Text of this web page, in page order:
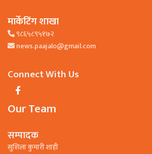
मार्केटिंग शाखा
९८६५८९५१७२
news.paajalo@gmail.com
Connect With Us
Our Team
सम्पादक
सुशिला कुमारी शाही